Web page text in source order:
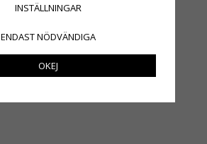
INSTÄLLNINGAR
ENDAST NÖDVÄNDIGA
OKEJ